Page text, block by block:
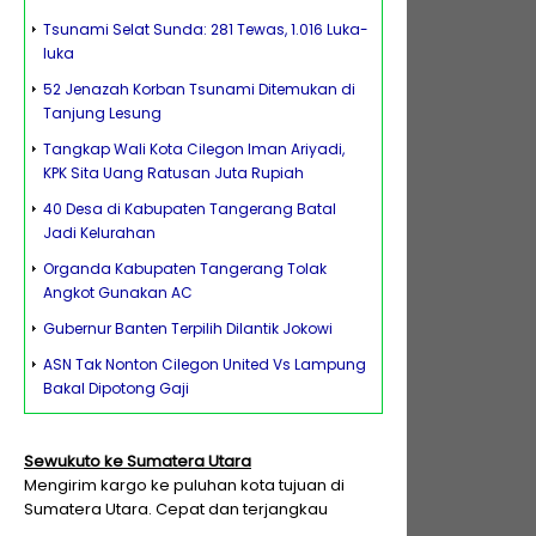
Tsunami Selat Sunda: 281 Tewas, 1.016 Luka-
luka
52 Jenazah Korban Tsunami Ditemukan di
Tanjung Lesung
Tangkap Wali Kota Cilegon Iman Ariyadi,
KPK Sita Uang Ratusan Juta Rupiah
40 Desa di Kabupaten Tangerang Batal
Jadi Kelurahan
Organda Kabupaten Tangerang Tolak
Angkot Gunakan AC
Gubernur Banten Terpilih Dilantik Jokowi
ASN Tak Nonton Cilegon United Vs Lampung
Bakal Dipotong Gaji
Sewukuto ke Sumatera Utara
Mengirim kargo ke puluhan kota tujuan di
Sumatera Utara. Cepat dan terjangkau